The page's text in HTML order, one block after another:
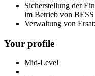
Sicherstellung der
im Betrieb von BESS
Verwaltung von
Your profile
Mid-Level